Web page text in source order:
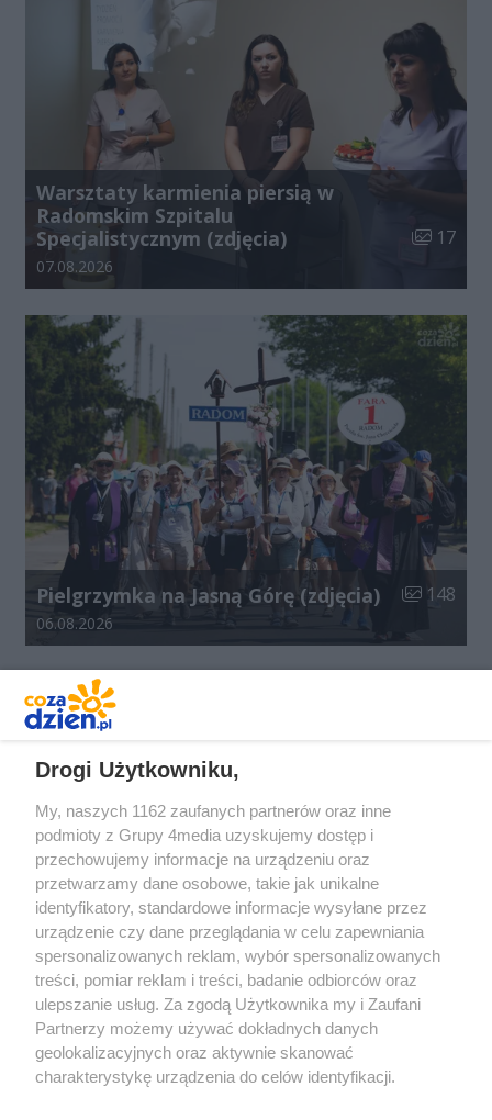
Warsztaty karmienia piersią w
Radomskim Szpitalu
Specjalistycznym (zdjęcia)
Liczba
17
Data dodania galerii:
07.08.2026
Pielgrzymka na Jasną Górę (zdjęcia) Liczba
148
Data dodania galerii:
06.08.2026
Redakcja Reklama Prywatność
Praca Łódź
the:protocol
Drogi Użytkowniku,
My, naszych 1162 zaufanych partnerów oraz inne
podmioty z Grupy 4media uzyskujemy dostęp i
przechowujemy informacje na urządzeniu oraz
przetwarzamy dane osobowe, takie jak unikalne
identyfikatory, standardowe informacje wysyłane przez
urządzenie czy dane przeglądania w celu zapewniania
spersonalizowanych reklam, wybór spersonalizowanych
treści, pomiar reklam i treści, badanie odbiorców oraz
ulepszanie usług. Za zgodą Użytkownika my i Zaufani
Partnerzy możemy używać dokładnych danych
geolokalizacyjnych oraz aktywnie skanować
charakterystykę urządzenia do celów identyfikacji.